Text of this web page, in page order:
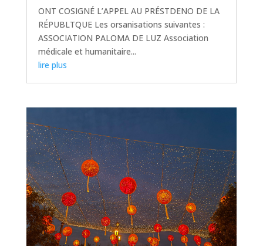
ONT COSIGNÉ L’APPEL AU PRÉSTDENO DE LA
RÉPUBLTQUE Les orsanisations suivantes :
ASSOCIATION PALOMA DE LUZ Association
médicale et humanitaire...
lire plus